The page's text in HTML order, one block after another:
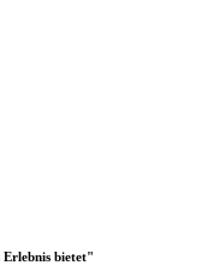
Erlebnis bietet"